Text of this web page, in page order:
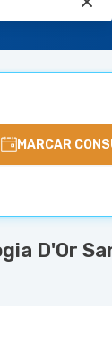
MARCAR
D'Or